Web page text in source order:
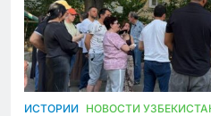
ИСТОРИИ НОВОСТИ